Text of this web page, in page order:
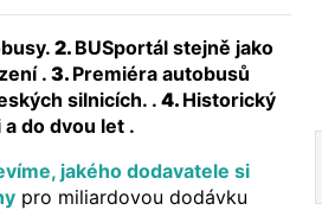
2. BUSportál stejně jako
.3. Premiéra autobusů
silnicích. .4. Historický
do dvou let .
jakého dodavatele si
pro miliardovou dodávku